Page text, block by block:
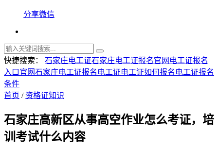
分享微信
快捷搜索： 石家庄电工证石家庄电工证报名官网 电工证报名
入口官网石家庄电工证报名 电工证电工证如何报名 电工证报名
条件
首页 / 资格证知识
石家庄高新区从事高空作业怎么考证，培
训考试什么内容